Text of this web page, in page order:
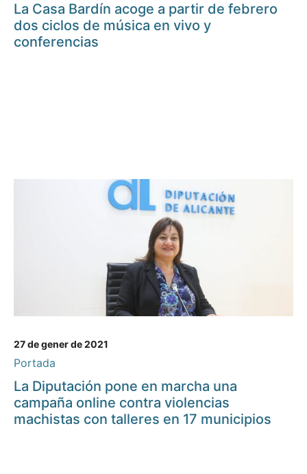
La Casa Bardín acoge a partir de febrero
dos ciclos de música en vivo y
conferencias
27 de gener de 2021
Portada
La Diputación pone en marcha una
campaña online contra violencias
machistas con talleres en 17 municipios